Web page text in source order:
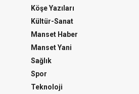
Köşe Yazıları
Kültür-Sanat
Manset Haber
Manset Yani
Sağlık
Spor
Teknoloji